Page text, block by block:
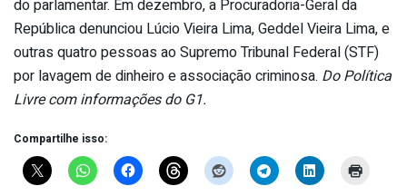
do parlamentar. Em dezembro, a Procuradoria-Geral da
República denunciou Lúcio Vieira Lima, Geddel Vieira Lima, e
outras quatro pessoas ao Supremo Tribunal Federal (STF)
por lavagem de dinheiro e associação criminosa. Do Política
Livre com informações do G1.
Compartilhe isso: